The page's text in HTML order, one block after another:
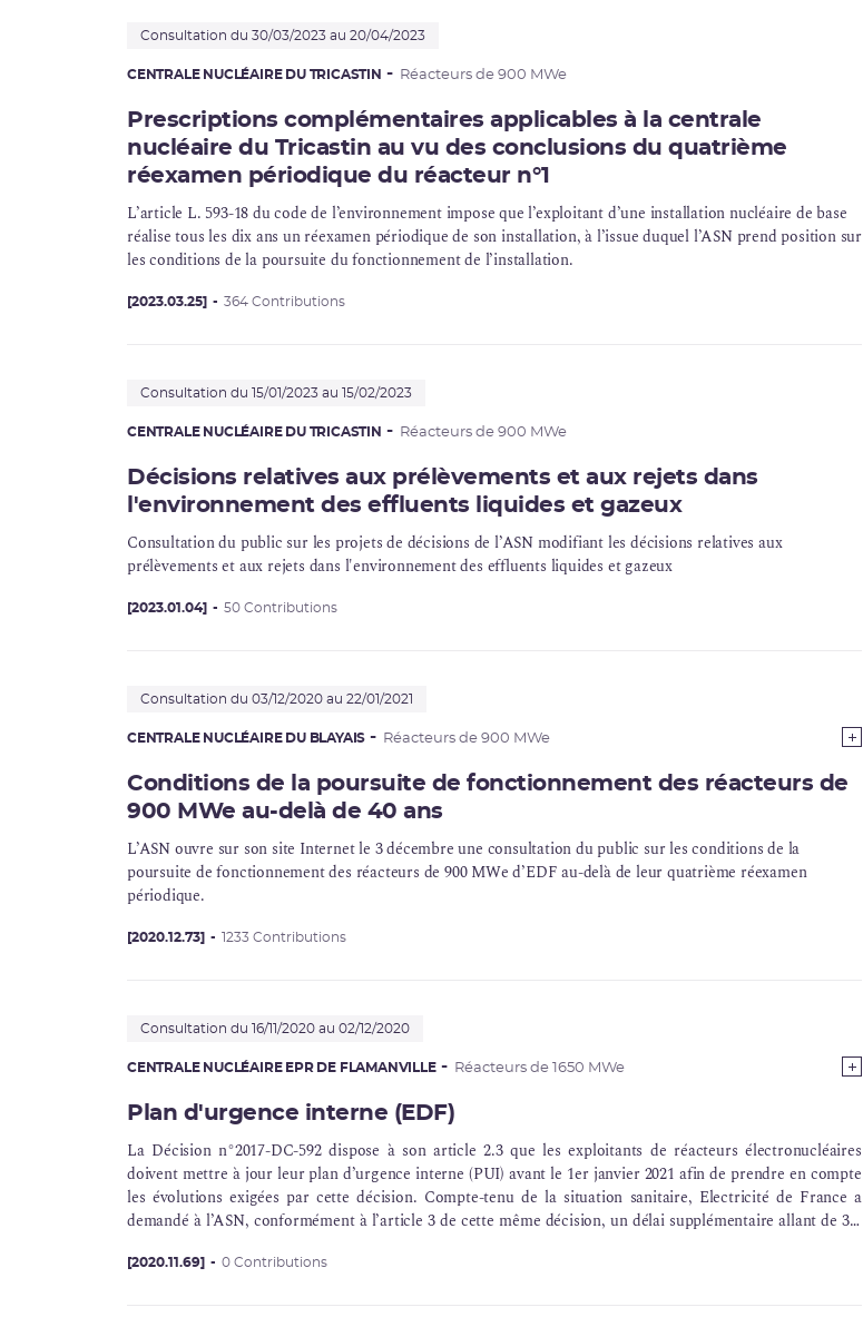
Consultation du 30/03/2023 au 20/04/2023
CENTRALE NUCLÉAIRE DU TRICASTIN Réacteurs de 900 MWe
Prescriptions complémentaires applicables à la centrale
nucléaire du Tricastin au vu des conclusions du quatrième
réexamen périodique du réacteur n°1
L’article L. 593-18 du code de l’environnement impose que l’exploitant d’une installation nucléaire de base
réalise tous les dix ans un réexamen périodique de son installation, à l’issue duquel l’ASN prend position sur
les conditions de la poursuite du fonctionnement de l’installation.
[2023.03.25] 364 Contributions
Consultation du 15/01/2023 au 15/02/2023
CENTRALE NUCLÉAIRE DU TRICASTIN Réacteurs de 900 MWe
Décisions relatives aux prélèvements et aux rejets dans
l'environnement des effluents liquides et gazeux
Consultation du public sur les projets de décisions de l’ASN modifiant les décisions relatives aux
prélèvements et aux rejets dans l'environnement des effluents liquides et gazeux
[2023.01.04] 50 Contributions
Consultation du 03/12/2020 au 22/01/2021
CENTRALE NUCLÉAIRE DU BLAYAIS Réacteurs de 900 MWe
Conditions de la poursuite de fonctionnement des réacteurs de
900 MWe au-delà de 40 ans
L’ASN ouvre sur son site Internet le 3 décembre une consultation du public sur les conditions de la
poursuite de fonctionnement des réacteurs de 900 MWe d’EDF au-delà de leur quatrième réexamen
périodique.
[2020.12.73] 1233 Contributions
Consultation du 16/11/2020 au 02/12/2020
CENTRALE NUCLÉAIRE EPR DE FLAMANVILLE Réacteurs de 1650 MWe
Plan d'urgence interne (EDF)
La Décision n°2017-DC-592 dispose à son article 2.3 que les exploitants de réacteurs électronucléaires
doivent mettre à jour leur plan d’urgence interne (PUI) avant le 1er janvier 2021 afin de prendre en compte
les évolutions exigées par cette décision. Compte-tenu de la situation sanitaire, Electricité de France a
demandé à l’ASN, conformément à l’article 3 de cette même décision, un délai supplémentaire allant de 3 à
propres à chaque site demandant une dérogation.
[2020.11.69] 0 Contributions